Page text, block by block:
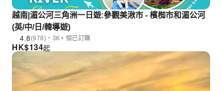
越南|湄公河三角洲一日遊:參觀美湫市 - 檳椥市和湄公河
(英/中/日/韓導遊)
4.8(978)・3K+ 個已訂購
HK$134起